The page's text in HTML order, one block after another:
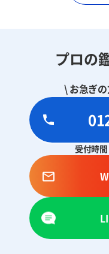
プロの
\ お急ぎ
受付時